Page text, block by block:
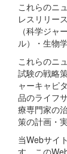
これらのニ
レスリリー
（科学ジャ
ル）・生物
これらのニ
試験の戦略
ャーキャピ
品のライフ
療専門家の
策の計画・
当Webサイ